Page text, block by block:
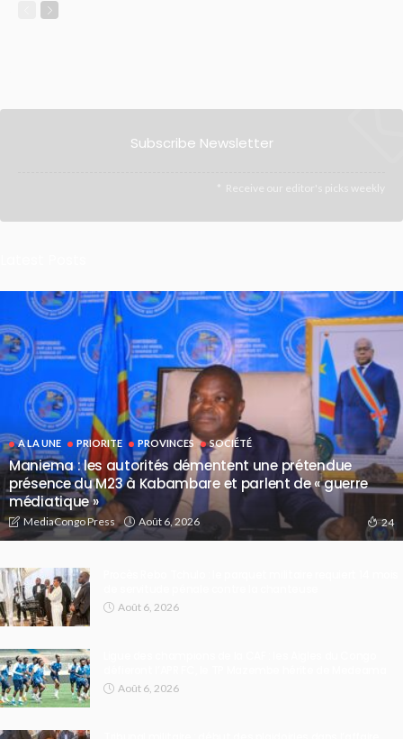
Subscribe Newsletter
Receive our editor's picks weekly
A LA UNE PRIORITE PROVINCES SOCIÉTÉ
Maniema : les autorités démentent une prétendue
présence du M23 à Kabambare et parlent de « guerre
médiatique »
MediaCongo Press Août 6, 2026 24
Août 6, 2026
Août 6, 2026